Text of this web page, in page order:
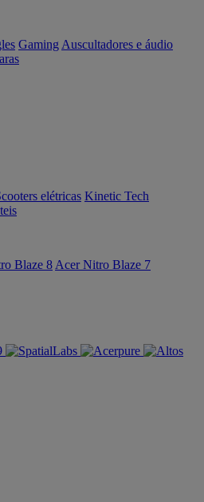
Gaming Auscultadores e áudio
elétricas Kinetic Tech
Blaze 8 Acer Nitro Blaze 7